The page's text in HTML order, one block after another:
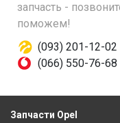
запчасть -
поможем!
(093) 201-12-02
(066) 550-76-68
Запчасти Opel